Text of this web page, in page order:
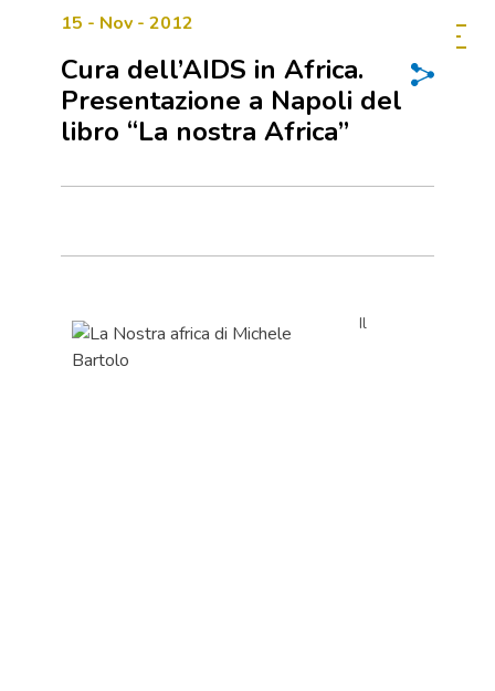
15 - Nov - 2012
Cura dell’AIDS in Africa.
Presentazione a Napoli del
libro “La nostra Africa”
Il